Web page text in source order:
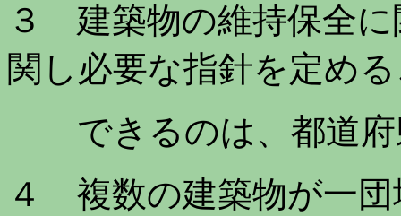
３ 建築物の維持保全に
関し必要な指針を定め
できるのは、都道府
４ 複数の建築物が一